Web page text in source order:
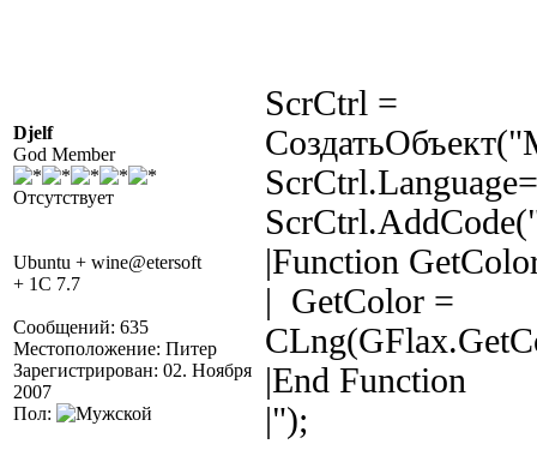
Djelf
God Member
Отсутствует
Ubuntu + wine@etersoft
+ 1C 7.7
Сообщений: 635
Местоположение: Питер
Зарегистрирован: 02. Ноября
2007
Пол:
ScrCtrl =
|Function
| GetColor =
|End Function
|");